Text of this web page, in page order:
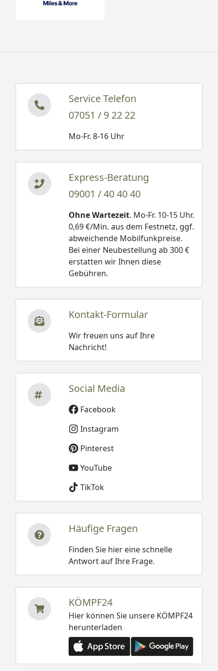
Service Telefon
07051 / 9 22 22
Mo-Fr. 8-16 Uhr
Express-Beratung
09001 / 40 40 40
Ohne Wartezeit. Mo-Fr. 10-15 Uhr.
0,69 €/Min. aus dem Festnetz, ggf.
abweichende Mobilfunkpreise.
Bei einer Neubestellung ab 300 €
erstatten wir Ihnen diese
Gebühren.
Kontakt-Formular
Wir freuen uns auf Ihre
Nachricht!
Social Media
Facebook
Instagram
Pinterest
YouTube
TikTok
Häufige Fragen
Finden Sie hier eine schnelle
Antwort auf Ihre Frage.
KÖMPF24
Hier können Sie unsere KÖMPF24
herunterladen